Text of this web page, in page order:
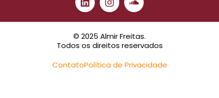
© 2025 Almir Freitas.
Todos os direitos reservados
ContatoPolítica de Privacidade